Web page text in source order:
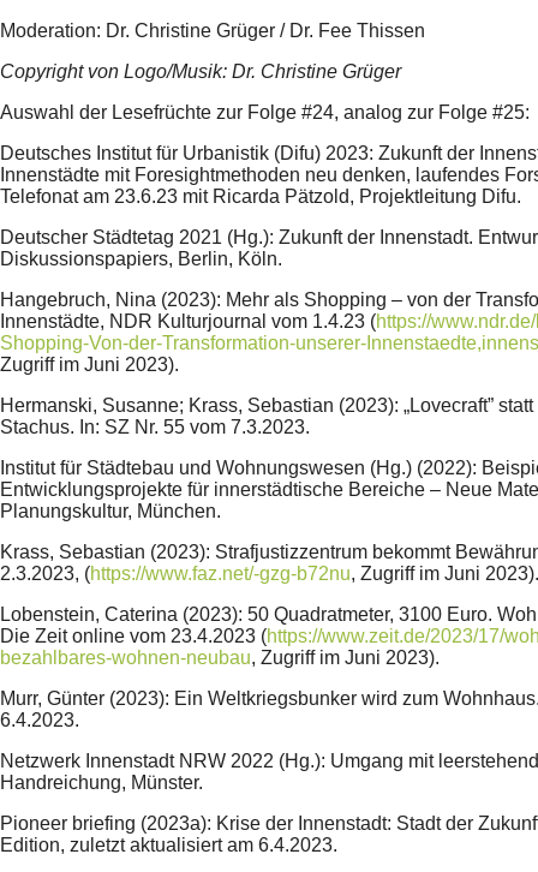
Moderation: Dr. Christine Grüger / Dr. Fee Thissen
Copyright von Logo/Musik: Dr. Christine Grüger
Auswahl der Lesefrüchte zur Folge #24, analog zur Folge #25:
Deutsches Institut für Urbanistik (Difu) 2023: Zukunft der
Innenstädte mit Foresightmethoden neu denken, laufendes
Telefonat am 23.6.23 mit Ricarda Pätzold, Projektleitung Difu.
Deutscher Städtetag 2021 (Hg.): Zukunft der Innenstadt.
Diskussionspapiers, Berlin, Köln.
Hangebruch, Nina (2023): Mehr als Shopping – von der
Innenstädte, NDR Kulturjournal vom 1.4.23 (https://
Shopping-Von-der-Transformation-unserer-
Zugriff im Juni 2023).
Hermanski, Susanne; Krass, Sebastian (2023): „Lovecraft”
Stachus. In: SZ Nr. 55 vom 7.3.2023.
Institut für Städtebau und Wohnungswesen (Hg.) (2022):
Entwicklungsprojekte für innerstädtische Bereiche – Neue
Planungskultur, München.
Krass, Sebastian (2023): Strafjustizzentrum bekommt
2.3.2023, (https://www.faz.net/-gzg-b72nu, Zugriff im Juni 2023).
Lobenstein, Caterina (2023): 50 Quadratmeter, 3100 Euro.
Die Zeit online vom 23.4.2023 (https://www.zeit.de/2023/17/
bezahlbares-wohnen-neubau, Zugriff im Juni 2023).
Murr, Günter (2023): Ein Weltkriegsbunker wird zum
6.4.2023.
Netzwerk Innenstadt NRW 2022 (Hg.): Umgang mit
Handreichung, Münster.
Pioneer briefing (2023a): Krise der Innenstadt: Stadt der
Edition, zuletzt aktualisiert am 6.4.2023.